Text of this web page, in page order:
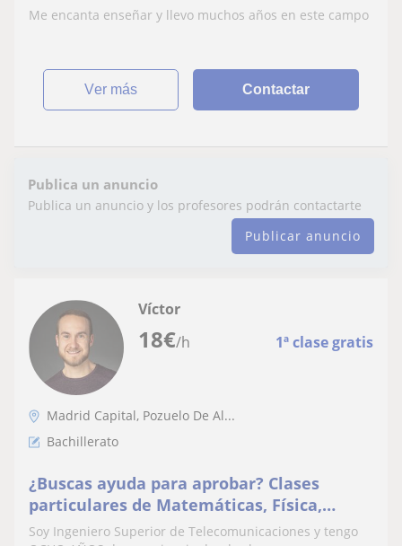
Me encanta enseñar y llevo muchos años en este campo
ver más Contactar
Publica un anuncio
Publica un anuncio y los profesores podrán contactarte
Publicar anuncio
18€/h 1ª clase gratis
Víctor
Madrid Capital, Pozuelo De Al...
Bachillerato
¿Buscas ayuda para aprobar? Clases
particulares de Matemáticas, Física,
Química y Dibujo Técnico
Soy Ingeniero Superior de Telecomunicaciones y tengo